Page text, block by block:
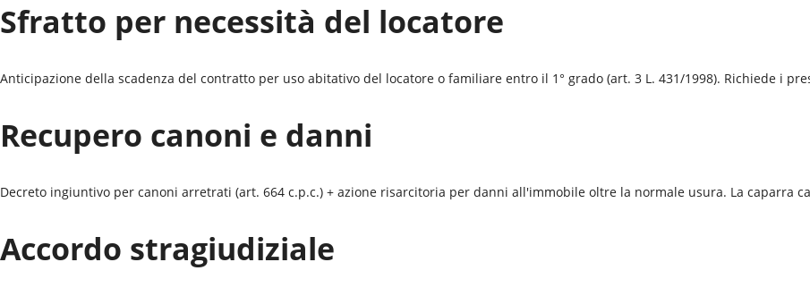
Sfratto per necessità del locatore
Anticipazione della scadenza del contratto per uso abitativo del locatore o familiare entro il 1° grado (art. 3 L. 431/1998). Richiede i
Recupero canoni e danni
Decreto ingiuntivo per canoni arretrati (art. 664 c.p.c.) + azione risarcitoria per danni all'immobile oltre la normale usura. La caparra
Accordo stragiudiziale